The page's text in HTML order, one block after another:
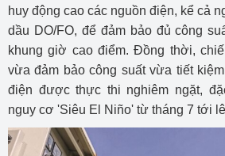
huy động cao các nguồn điện, kể cả
dầu DO/FO, để đảm bảo đủ công
khung giờ cao điểm. Đồng thời,
vừa đảm bảo công suất vừa tiết
điện được thực thi nghiêm ngặt,
nguy cơ 'Siêu El Niño' từ tháng 7 tới